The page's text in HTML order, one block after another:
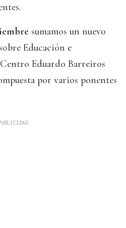
sumamos un nuevo
Educación e
Eduardo Barreiros
por varios ponentes